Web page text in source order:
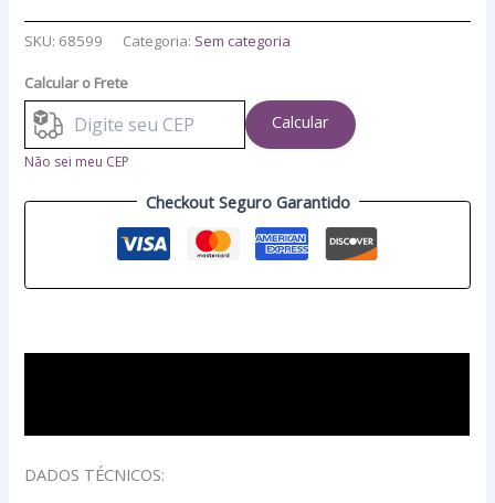
SKU: 68599 Categoria: Sem categoria
Calcular o Frete
Calcular
Não sei meu CEP
Checkout Seguro Garantido
DADOS TÉCNICOS: